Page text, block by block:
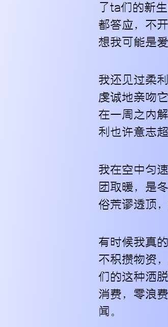
了ta们的新
都答应，不
想我可能是
我还见过柔
虔诚地亲吻
在一周之内
利也许意志
我在空中匀
团取暖，是
俗荒谬透顶
有时候我真
不积攒物资
们的这种洒
消费，零浪
闻。